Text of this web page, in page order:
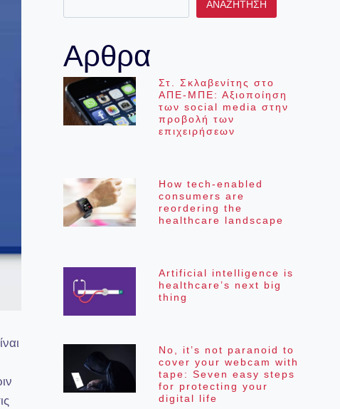
ΑΝΑΖΉΤΗΣΗ
Αρθρα
Στ. Σκλαβενίτης στο
ΑΠΕ-ΜΠΕ: Αξιοποίηση
των social media στην
προβολή των
επιχειρήσεων
How tech-enabled
consumers are
reordering the
healthcare landscape
Artificial intelligence is
healthcare’s next big
thing
No, it’s not paranoid to
cover your webcam with
tape: Seven easy steps
for protecting your
digital life